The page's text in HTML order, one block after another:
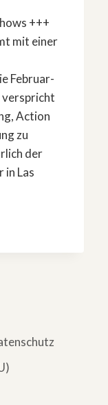
+++
mit einer
Februar-
verspricht
Action
zu
der
in Las